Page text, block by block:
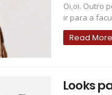
Oi,oi. Outro
ir para a
Read More
Looks